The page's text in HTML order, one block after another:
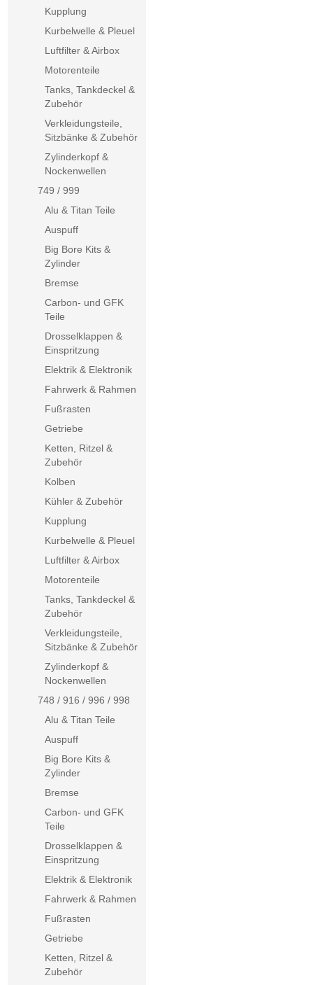
Kupplung
Kurbelwelle & Pleuel
Luftfilter & Airbox
Motorenteile
Tanks, Tankdeckel &
Zubehör
Verkleidungsteile,
Sitzbänke & Zubehör
Zylinderkopf &
Nockenwellen
749 / 999
Alu & Titan Teile
Auspuff
Big Bore Kits &
Zylinder
Bremse
Carbon- und GFK
Teile
Drosselklappen &
Einspritzung
Elektrik & Elektronik
Fahrwerk & Rahmen
Fußrasten
Getriebe
Ketten, Ritzel &
Zubehör
Kolben
Kühler & Zubehör
Kupplung
Kurbelwelle & Pleuel
Luftfilter & Airbox
Motorenteile
Tanks, Tankdeckel &
Zubehör
Verkleidungsteile,
Sitzbänke & Zubehör
Zylinderkopf &
Nockenwellen
748 / 916 / 996 / 998
Alu & Titan Teile
Auspuff
Big Bore Kits &
Zylinder
Bremse
Carbon- und GFK
Teile
Drosselklappen &
Einspritzung
Elektrik & Elektronik
Fahrwerk & Rahmen
Fußrasten
Getriebe
Ketten, Ritzel &
Zubehör